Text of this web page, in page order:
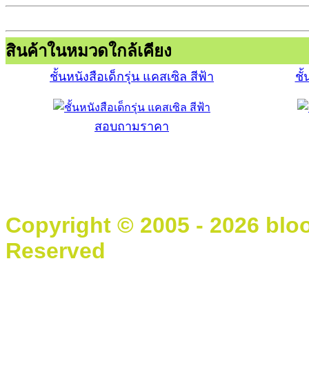
สินค้าในหมวดใกล้เคียง
ชั้นหนังสือเด็กรุ่น แคสเซิล สีฟ้า
สอบถามราคา
ชั้
Copyright © 2005 - 2026
Reserved